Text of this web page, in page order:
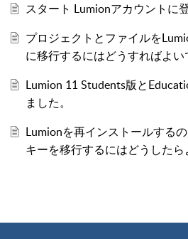
スタート Lumionアカウントに
プロジェクトとファイルを
に移行するにはどうすればよい
Lumion 11 Students版と
ました。
Lumionを再インストールする
キーを移行するにはどうしたら